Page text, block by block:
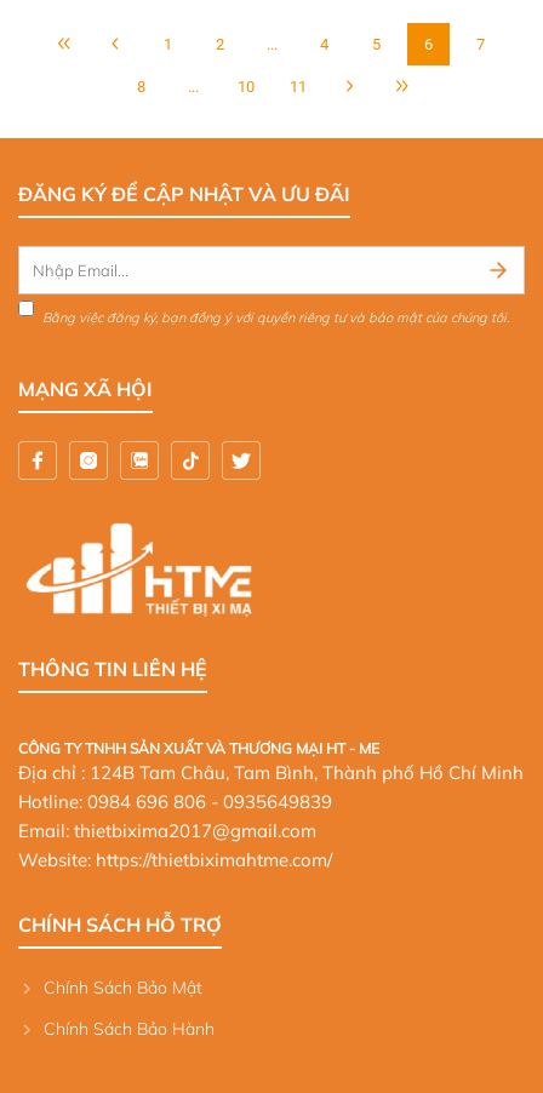
1 2 ... 4 5 6 7
8 ... 10 11
ĐĂNG KÝ ĐỂ CẬP NHẬT VÀ ƯU ĐÃI
Bằng việc đăng ký, bạn đồng ý với quyền riêng tư và bảo mật của chúng tôi.
MẠNG XÃ HỘI
THÔNG TIN LIÊN HỆ
CÔNG TY TNHH SẢN XUẤT VÀ THƯƠNG MẠI HT - ME
Địa chỉ : 124B Tam Châu, Tam Bình, Thành phố Hồ Chí Minh
Hotline: 0984 696 806 - 0935649839
Email: thietbixima2017@gmail.com
Website: https://thietbiximahtme.com/
CHÍNH SÁCH HỖ TRỢ
Chính Sách Bảo Mật
Chính Sách Bảo Hành